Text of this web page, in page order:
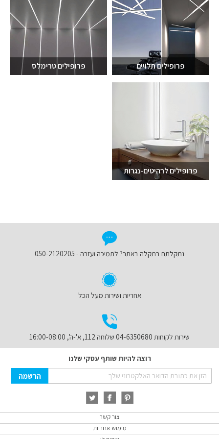
פרופילים תלויים פרופילים טרימלס
פרופילים לרהיטים-נגרות
נתקלתם בתקלה באתר? לתמיכה ועזרה - 050-2120205
אחריות ושירות מעל הכל
שירות לקוחות 04-6350680 שלוחה 112, א'-ה', 16:00-08:00
רוצה להיות שותף עסקי שלנו
Sign
Up
Newsletter:
הרשמה
צור קשר
מימוש אחריות